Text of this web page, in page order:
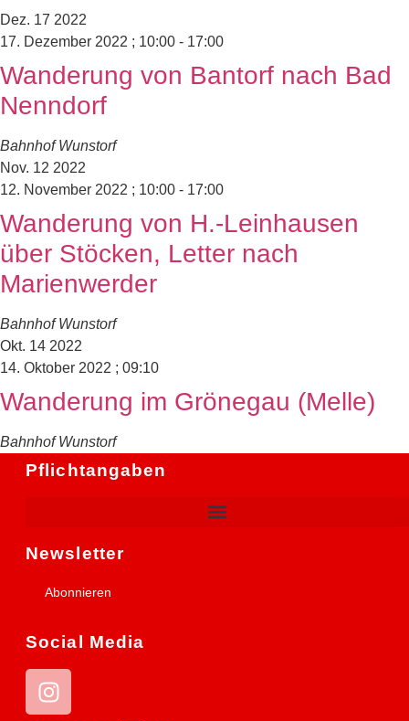
Dez. 17 2022
17. Dezember 2022 ; 10:00 - 17:00
Wanderung von Bantorf nach Bad
Nenndorf
Bahnhof Wunstorf
Nov. 12 2022
12. November 2022 ; 10:00 - 17:00
Wanderung von H.-Leinhausen
über Stöcken, Letter nach
Marienwerder
Bahnhof Wunstorf
Okt. 14 2022
14. Oktober 2022 ; 09:10
Wanderung im Grönegau (Melle)
Bahnhof Wunstorf
Pflichtangaben
Newsletter
Abonnieren
Social Media